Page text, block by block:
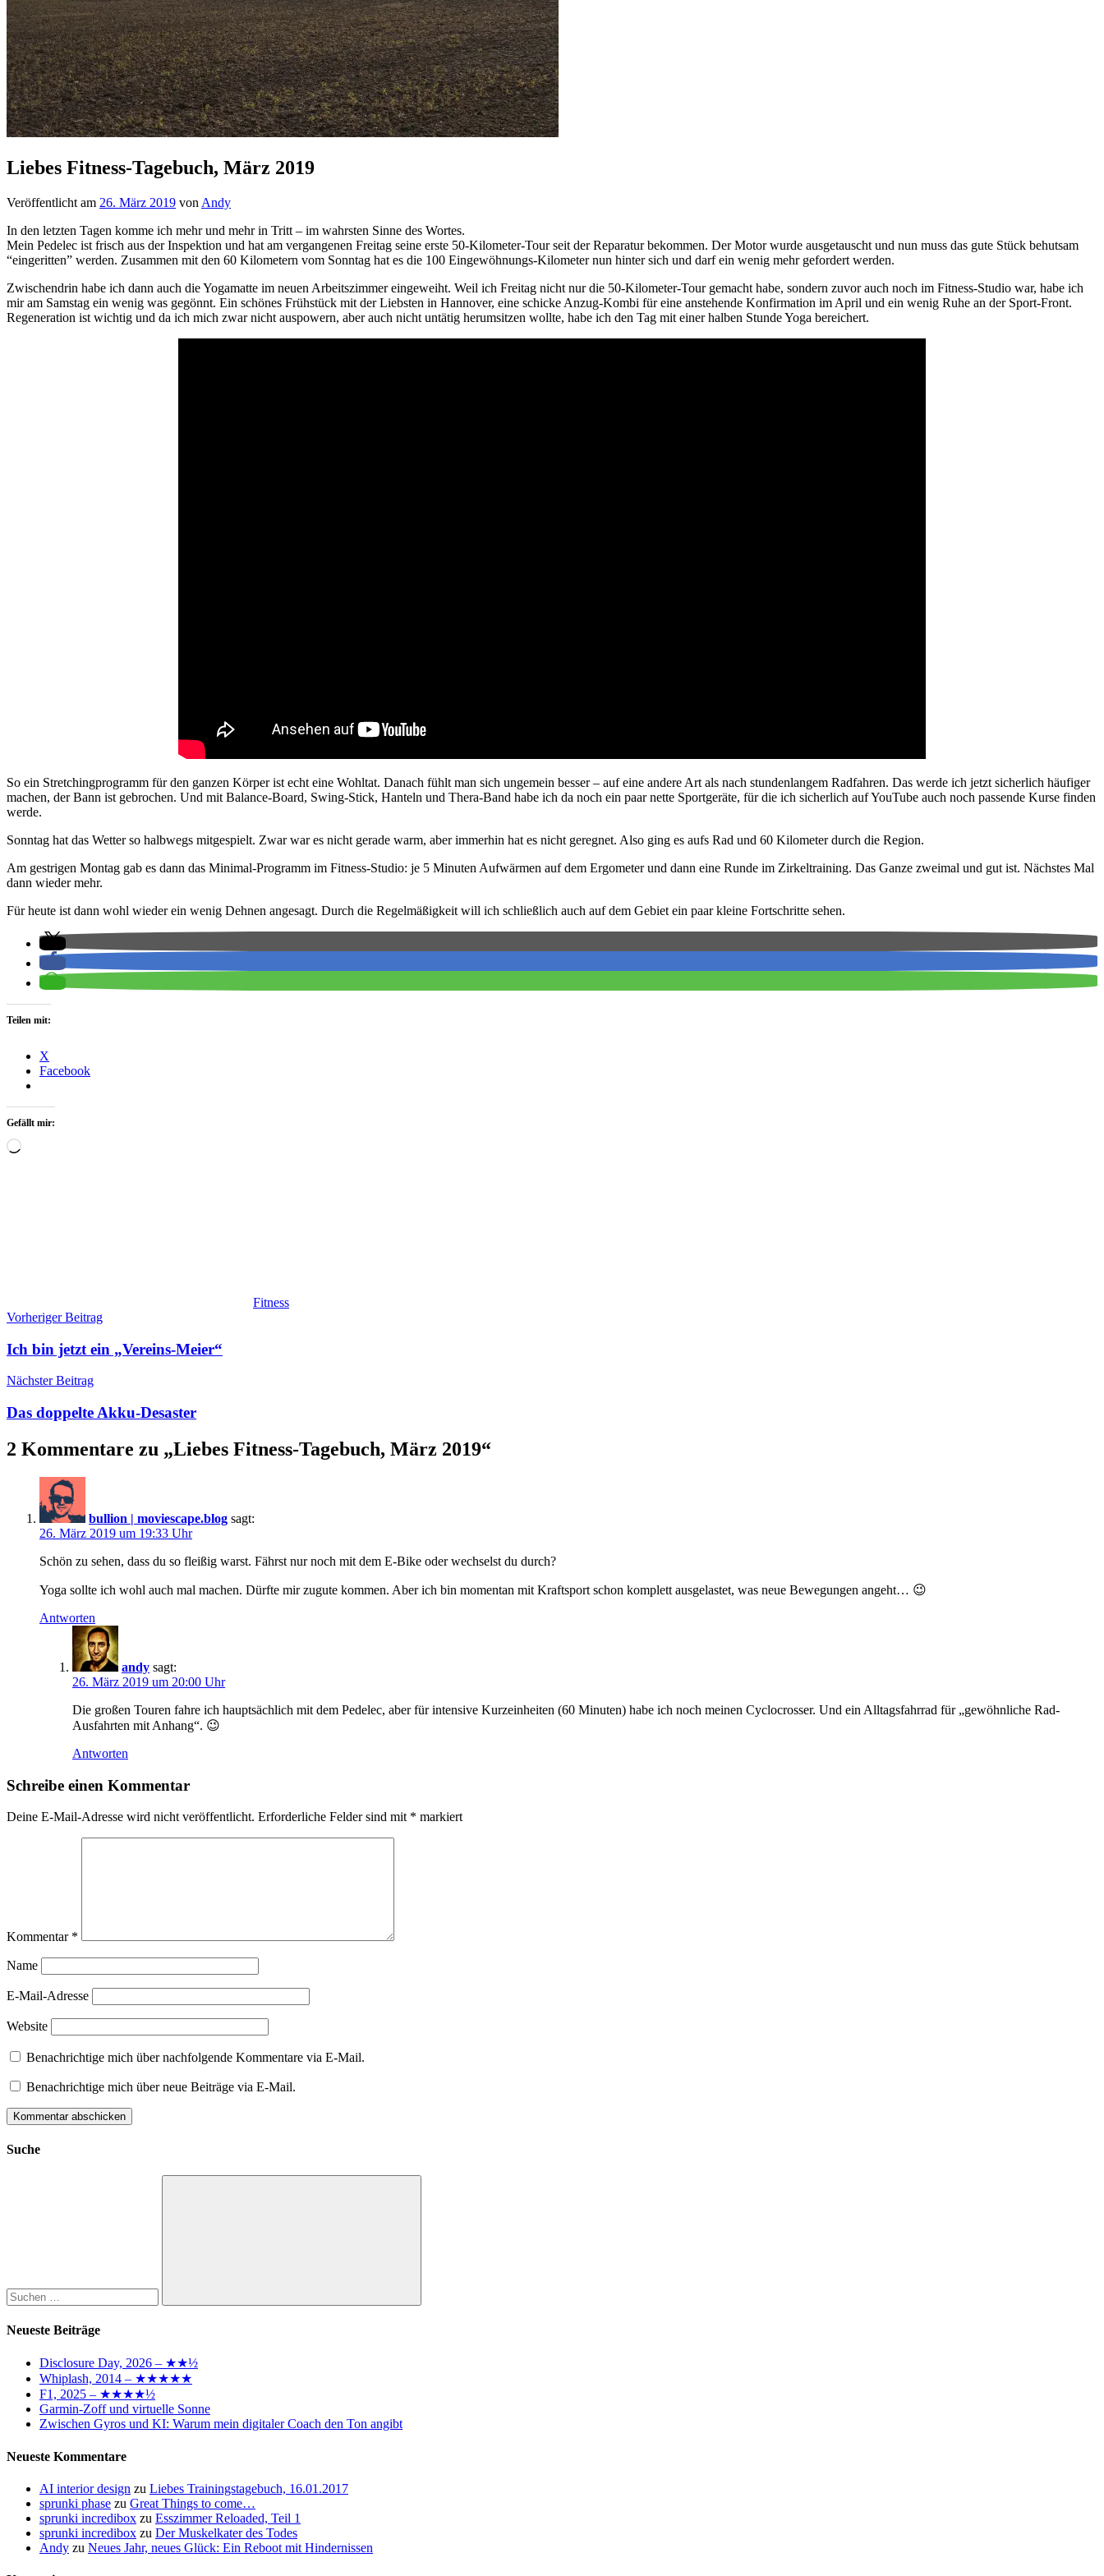
Liebes Fitness-Tagebuch, März 2019
Veröffentlicht am 26. März 2019 von Andy
In den letzten Tagen komme ich mehr und mehr in Tritt – im wahrsten Sinne des Wortes.
Mein Pedelec ist frisch aus der Inspektion und hat am vergangenen Freitag seine erste 50-Kilometer-Tour seit der Reparatur bekommen. Der Motor wurde ausgetauscht und nun muss das gute Stück behutsam
“eingeritten” werden. Zusammen mit den 60 Kilometern vom Sonntag hat es die 100 Eingewöhnungs-Kilometer nun hinter sich und darf ein wenig mehr gefordert werden.
Zwischendrin habe ich dann auch die Yogamatte im neuen Arbeitszimmer eingeweiht. Weil ich Freitag nicht nur die 50-Kilometer-Tour gemacht habe, sondern zuvor auch noch im Fitness-Studio war, habe ich
mir am Samstag ein wenig was gegönnt. Ein schönes Frühstück mit der Liebsten in Hannover, eine schicke Anzug-Kombi für eine anstehende Konfirmation im April und ein wenig Ruhe an der Sport-Front.
Regeneration ist wichtig und da ich mich zwar nicht auspowern, aber auch nicht untätig herumsitzen wollte, habe ich den Tag mit einer halben Stunde Yoga bereichert.
So ein Stretchingprogramm für den ganzen Körper ist echt eine Wohltat. Danach fühlt man sich ungemein besser – auf eine andere Art als nach stundenlangem Radfahren. Das werde ich jetzt sicherlich häufiger
machen, der Bann ist gebrochen. Und mit Balance-Board, Swing-Stick, Hanteln und Thera-Band habe ich da noch ein paar nette Sportgeräte, für die ich sicherlich auf YouTube auch noch passende Kurse finden
werde.
Sonntag hat das Wetter so halbwegs mitgespielt. Zwar war es nicht gerade warm, aber immerhin hat es nicht geregnet. Also ging es aufs Rad und 60 Kilometer durch die Region.
Am gestrigen Montag gab es dann das Minimal-Programm im Fitness-Studio: je 5 Minuten Aufwärmen auf dem Ergometer und dann eine Runde im Zirkeltraining. Das Ganze zweimal und gut ist. Nächstes Mal
dann wieder mehr.
Für heute ist dann wohl wieder ein wenig Dehnen angesagt. Durch die Regelmäßigkeit will ich schließlich auch auf dem Gebiet ein paar kleine Fortschritte sehen.
Teilen mit:
X
Facebook
Gefällt mir:
Wird
Fitness
Beitragsnavigation
Vorheriger Beitrag
Ich bin jetzt ein „Vereins-Meier“
Nächster Beitrag
Das doppelte Akku-Desaster
2 Kommentare zu „Liebes Fitness-Tagebuch, März 2019“
bullion | moviescape.blog sagt:
26. März 2019 um 19:33 Uhr
Schön zu sehen, dass du so fleißig warst. Fährst nur noch mit dem E-Bike oder wechselst du durch?
Yoga sollte ich wohl auch mal machen. Dürfte mir zugute kommen. Aber ich bin momentan mit Kraftsport schon komplett ausgelastet, was neue Bewegungen angeht… 😉
Antworten
andy sagt:
26. März 2019 um 20:00 Uhr
Die großen Touren fahre ich hauptsächlich mit dem Pedelec, aber für intensive Kurzeinheiten (60 Minuten) habe ich noch meinen Cyclocrosser. Und ein Alltagsfahrrad für „gewöhnliche Rad-
Ausfahrten mit Anhang“. 😉
Antworten
Schreibe einen Kommentar
Deine E-Mail-Adresse wird nicht veröffentlicht. Erforderliche Felder sind mit * markiert
Kommentar *
Name
E-Mail-Adresse
Website
Benachrichtige mich über nachfolgende Kommentare via E-Mail.
Benachrichtige mich über neue Beiträge via E-Mail.
Suche
Suchen
Neueste Beiträge
Disclosure Day, 2026 – ★★½
Whiplash, 2014 – ★★★★★
F1, 2025 – ★★★★½
Garmin-Zoff und virtuelle Sonne
Zwischen Gyros und KI: Warum mein digitaler Coach den Ton angibt
Neueste Kommentare
AI interior design zu Liebes Trainingstagebuch, 16.01.2017
sprunki phase zu Great Things to come…
sprunki incredibox zu Esszimmer Reloaded, Teil 1
sprunki incredibox zu Der Muskelkater des Todes
Andy zu Neues Jahr, neues Glück: Ein Reboot mit Hindernissen